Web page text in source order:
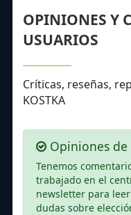
OPINIONES Y
USUARIOS
Críticas, reseñas,
KOSTKA
Opiniones de
Tenemos
trabajado en el
newsletter para
dudas sobre